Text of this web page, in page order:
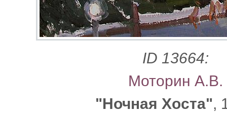
ID 13664:
Моторин А.В.
"Ночная Хоста",